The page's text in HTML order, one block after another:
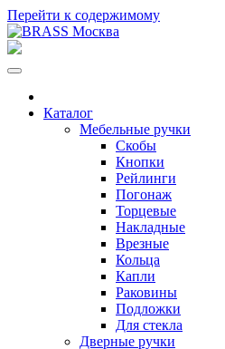
Перейти к содержимому
Каталог
Мебельные ручки
Скобы
Кнопки
Рейлинги
Погонаж
Торцевые
Накладные
Врезные
Кольца
Капли
Раковины
Подложки
Для стекла
Дверные ручки